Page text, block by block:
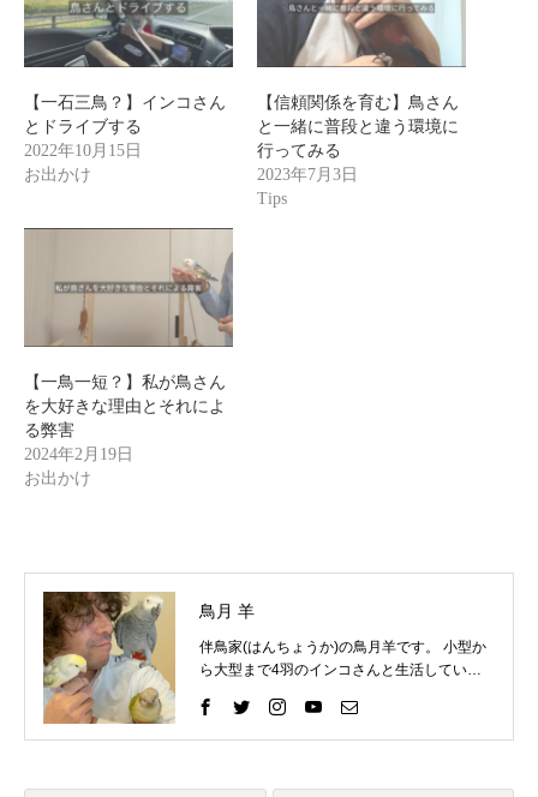
【一石三鳥？】インコさん
とドライブする
2022年10月15日
お出かけ
【信頼関係を育む】鳥さん
と一緒に普段と違う環境に
行ってみる
2023年7月3日
Tips
【一鳥一短？】私が鳥さん
を大好きな理由とそれによ
る弊害
2024年2月19日
お出かけ
鳥月 羊
伴鳥家(はんちょうか)の鳥月羊です。 小型か
ら大型まで4羽のインコさんと生活していま
困りごとを経験してきました。 そしてそれを
いろいろな方法で解決して、今ではインコさ